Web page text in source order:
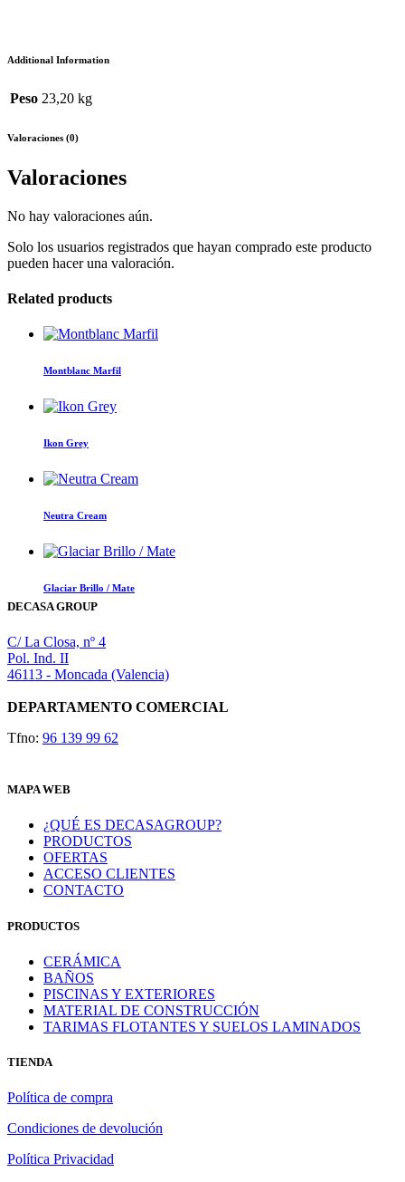
Additional Information
Peso 23,20 kg
Valoraciones (0)
Valoraciones
No hay valoraciones aún.
Solo los usuarios registrados que hayan comprado este producto
pueden hacer una valoración.
Related products
Montblanc Marfil
Ikon Grey
Neutra Cream
Glaciar Brillo / Mate
DECASA GROUP
C/ La Closa, nº 4
Pol. Ind. II
46113 - Moncada (Valencia)
DEPARTAMENTO COMERCIAL
Tfno: 96 139 99 62
MAPA WEB
¿QUÉ ES DECASAGROUP?
PRODUCTOS
OFERTAS
ACCESO CLIENTES
CONTACTO
PRODUCTOS
CERÁMICA
BAÑOS
PISCINAS Y EXTERIORES
MATERIAL DE CONSTRUCCIÓN
TARIMAS FLOTANTES Y SUELOS LAMINADOS
TIENDA
Política de compra
Condiciones de devolución
Política Privacidad